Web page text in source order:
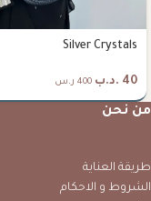
Silver Crystals
40 .د.ب 400 ر.س
من نحن
طريقة العناية
الشروط و الاحكام